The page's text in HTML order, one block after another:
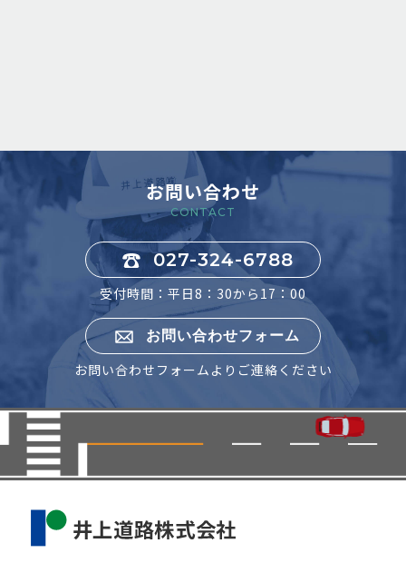
お問い合わせ
CONTACT
027-324-6788
受付時間：平日8：30から17：00
お問い合わせフォーム
お問い合わせフォームよりご連絡ください